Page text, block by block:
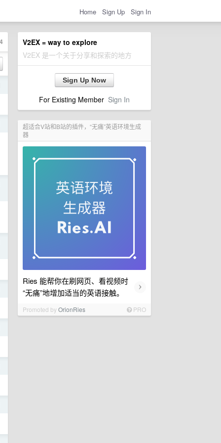
Home Sign Up Sign In
V2EX = way to explore
V2EX 是一个关于分享和探索的地方
Sign Up Now
For Existing Member Sign In
超适合V站和B站的插件，“无痛”英语环境生成
器
Ries 能帮你在刷网页、看视频时
“无痛”地增加适当的英语接触。
›
Promoted byOrionRies PRO